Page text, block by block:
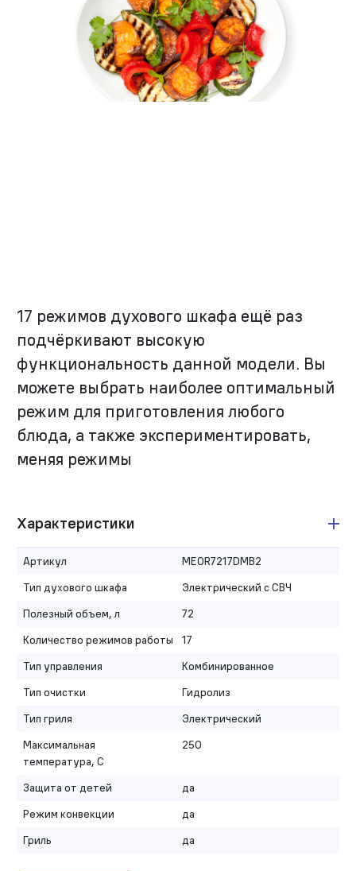
17 режимов духового шкафа ещё раз
подчёркивают высокую
функциональность данной модели. Вы
можете выбрать наиболее оптимальный
режим для приготовления любого
блюда, а также экспериментировать,
меняя режимы
Характеристики
Артикул
MEOR7217DMB2
Тип духового шкафа
Электрический с СВЧ
Полезный объем, л
72
Количество режимов работы
17
Тип управления
Комбинированное
Тип очистки
Гидролиз
Тип гриля
Электрический
Максимальная
температура, С
250
Защита от детей
да
Режим конвекции
да
Гриль
да